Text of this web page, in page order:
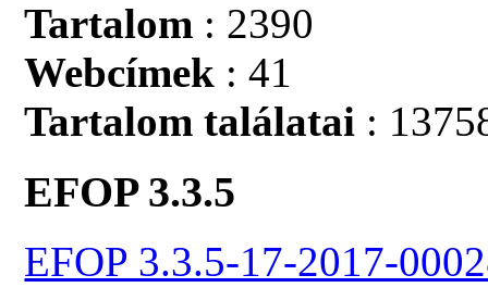
Tartalom : 2390
Webcímek : 41
Tartalom találatai :
EFOP 3.3.5
EFOP 3.3.5-17-2017-